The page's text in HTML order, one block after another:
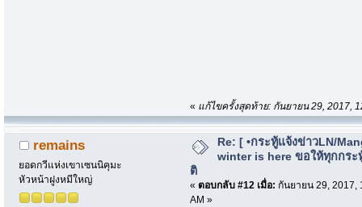
« แก้ไขครั้งสุดท้าย: กันยายน 29, 2017,
remains
ยอดกวีแห่งเขาเซนนิคุมะ
หัวหน้าฝูงหมีใหญ่
Re: [ •กระทู้แจ้งข่าวLN/
winter is here ขอให้ทุกกระ
ติ
« ตอบกลับ #12 เมื่อ: กันยายน 29, 2017,
AM »